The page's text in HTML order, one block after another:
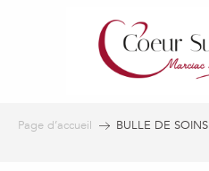
Page d’accueil BULLE DE SOINS